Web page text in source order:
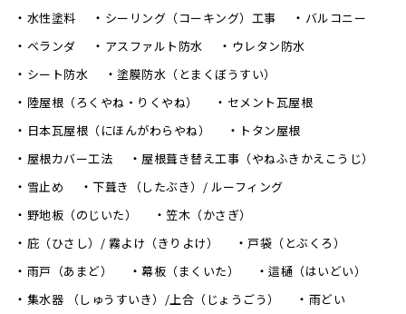
水性塗料
シーリング（コーキング）工事
バルコニー
ベランダ
アスファルト防水
ウレタン防水
シート防水
塗膜防水（とまくぼうすい）
陸屋根（ろくやね・りくやね）
セメント瓦屋根
日本瓦屋根（にほんがわらやね）
トタン屋根
屋根カバー工法
屋根葺き替え工事（やねふきかえこうじ）
雪止め
下葺き（したぶき）/ ルーフィング
野地板（のじいた）
笠木（かさぎ）
庇（ひさし）/ 霧よけ（きりよけ）
戸袋（とぶくろ）
雨戸（あまど）
幕板（まくいた）
這樋（はいどい）
集水器 （しゅうすいき）/上合（じょうごう）
雨どい